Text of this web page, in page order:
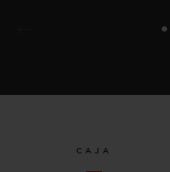
CAJA